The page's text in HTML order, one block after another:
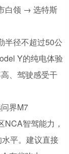
白领 → 选特斯
半径不超过50公
Y的纯电体验
、驾驶感受干
界M7
智驾能力，
平。建议直接